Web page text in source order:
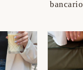
bancario